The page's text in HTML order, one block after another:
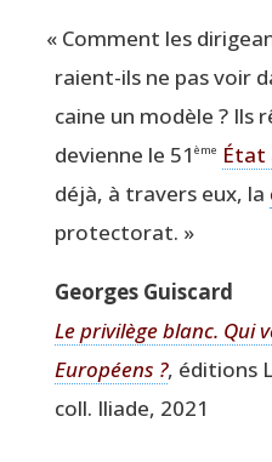
« Com­ment les
raient-ils ne pas voir
caine un modèle ? Ils
devienne le 51 ème État
déjà, à tra­vers eux, la
protectorat. »
Georges Guis­card
Le pri­vi­lège blanc. Qui
Euro­péens ?, édi­tions
coll. Iliade, 2021